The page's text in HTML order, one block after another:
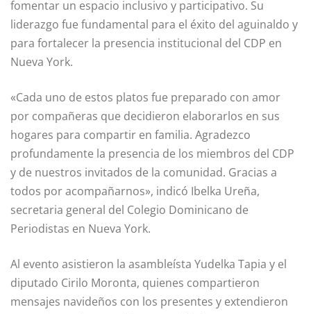
fomentar un espacio inclusivo y participativo. Su
liderazgo fue fundamental para el éxito del aguinaldo y
para fortalecer la presencia institucional del CDP en
Nueva York.
«Cada uno de estos platos fue preparado con amor
por compañeras que decidieron elaborarlos en sus
hogares para compartir en familia. Agradezco
profundamente la presencia de los miembros del CDP
y de nuestros invitados de la comunidad. Gracias a
todos por acompañarnos», indicó Ibelka Ureña,
secretaria general del Colegio Dominicano de
Periodistas en Nueva York.
Al evento asistieron la asambleísta Yudelka Tapia y el
diputado Cirilo Moronta, quienes compartieron
mensajes navideños con los presentes y extendieron